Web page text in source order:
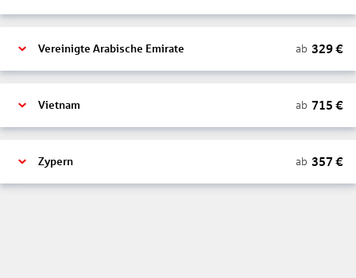
Vereinigte Arabische Emirate ab 329€
Vietnam ab 715 €
Zypern ab 357 €